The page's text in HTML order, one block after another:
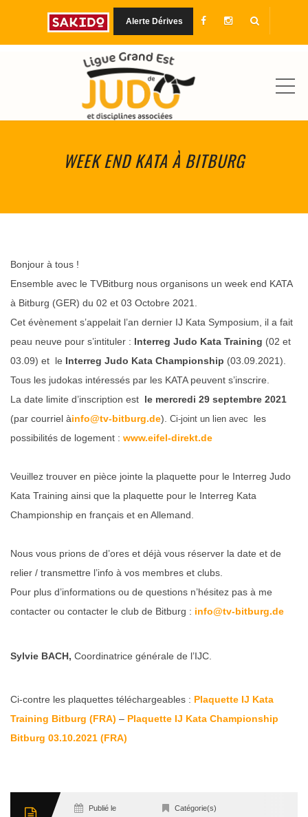
Alerte Dérives
WEEK END KATA À BITBURG
Bonjour à tous !
Ensemble avec le TVBitburg nous organisons un week end KATA
à Bitburg (GER) du 02 et 03 Octobre 2021.
Cet évènement s’appelait l’an dernier IJ Kata Symposium, il a fait
peau neuve pour s’intituler : Interreg Judo Kata Training (02 et
03.09) et le Interreg Judo Kata Championship (03.09.2021).
Tous les judokas intéressés par les KATA peuvent s’inscrire.
La date limite d’inscription est le mercredi 29 septembre 2021
(par courriel àinfo@tv-bitburg.de). Ci-joint un lien avec les
possibilités de logement : www.eifel-direkt.de
Veuillez trouver en pièce jointe la plaquette pour le Interreg Judo
Kata Training ainsi que la plaquette pour le Interreg Kata
Championship en français et en Allemand.
Nous vous prions de d’ores et déjà vous réserver la date et de
relier / transmettre l’info à vos membres et clubs.
Pour plus d’informations ou de questions n’hésitez pas à me
contacter ou contacter le club de Bitburg : info@tv-bitburg.de
Sylvie BACH, Coordinatrice générale de l’IJC.
Ci-contre les plaquettes téléchargeables : Plaquette IJ Kata
Training Bitburg (FRA) – Plaquette IJ Kata Championship
Bitburg 03.10.2021 (FRA)
Publié le Catégorie(s)